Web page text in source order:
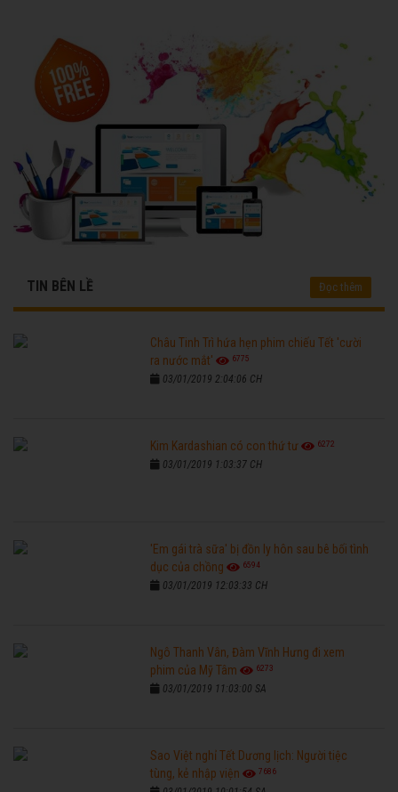
TIN BÊN LỀ Đọc thêm
Châu Tinh Trì hứa hẹn phim chiếu Tết 'cười
ra nước mắt'
6775
03/01/2019 2:04:06 CH
Kim Kardashian có con thứ tư 6272
03/01/2019 1:03:37 CH
'Em gái trà sữa' bị đồn ly hôn sau bê bối tình
dục của chồng
6594
03/01/2019 12:03:33 CH
Ngô Thanh Vân, Đàm Vĩnh Hưng đi xem
phim của Mỹ Tâm
6273
03/01/2019 11:03:00 SA
Sao Việt nghỉ Tết Dương lịch: Người tiệc
tùng, kẻ nhập viện
7686